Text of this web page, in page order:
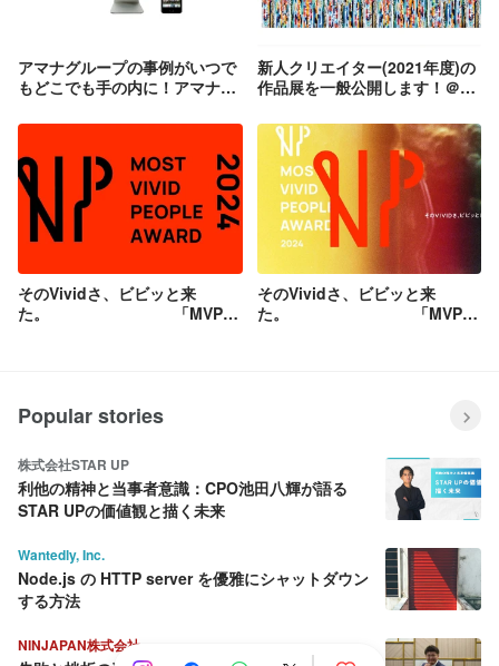
アマナグループの事例がいつで
もどこでも手の内に！アマナ流
新人クリエイター(2021年度)の
作品展を一般公開します！＠芝
21日(水)
そのVividさ、ビビッと来
た。 「MVP
そのVividさ、ビビッと来
た。 「MVP
Popular stories
株式会社STAR UP
利他の精神と当事者意識：CPO池田八輝が語る
STAR UPの価値観と描く未来
Wantedly, Inc.
Node.js の HTTP server を優雅にシャットダウン
する方法
NINJAPAN株式会社